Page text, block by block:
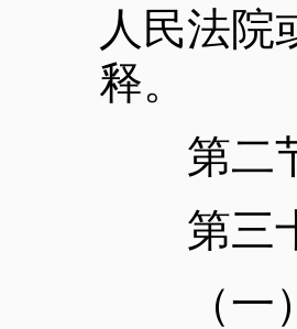
人民法院
释。
第二
第三十
（一）